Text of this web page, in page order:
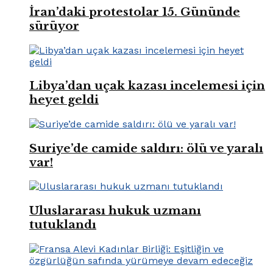
İran’daki protestolar 15. Gününde
sürüyor
Libya’dan uçak kazası incelemesi için
heyet geldi
Suriye’de camide saldırı: ölü ve yaralı
var!
Uluslararası hukuk uzmanı
tutuklandı